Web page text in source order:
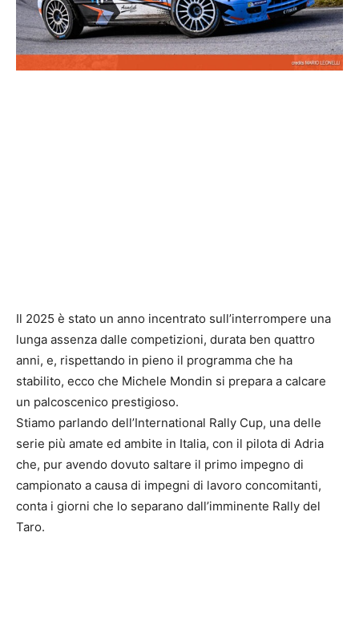
Il 2025 è stato un anno incentrato sull’interrompere una
lunga assenza dalle competizioni, durata ben quattro
anni, e, rispettando in pieno il programma che ha
stabilito, ecco che Michele Mondin si prepara a calcare
un palcoscenico prestigioso.
Stiamo parlando dell’International Rally Cup, una delle
serie più amate ed ambite in Italia, con il pilota di Adria
che, pur avendo dovuto saltare il primo impegno di
campionato a causa di impegni di lavoro concomitanti,
conta i giorni che lo separano dall’imminente Rally del
Taro.